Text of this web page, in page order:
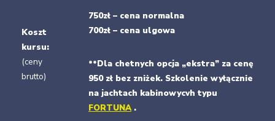
Koszt
kursu:
(ceny
brutto)
750zł – cena normalna
700zł – cena ulgowa
**Dla chetnych opcja „ekstra” za cenę
950 zł bez zniżek. Szkolenie wyłącznie
na jachtach kabinowycvh typu
FORTUNA.